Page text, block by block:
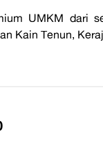
UMKM dari
Kain Tenun,